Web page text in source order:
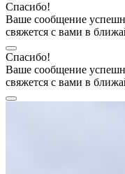
Спасибо!
Ваше сообщение
свяжется с вами в
Спасибо!
Ваше сообщение
свяжется с вами в